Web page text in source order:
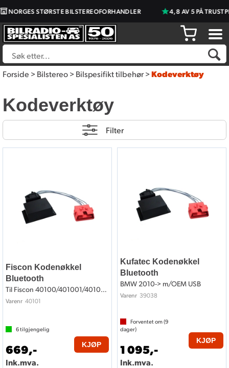
NORGES STØRSTE BILSTEREOFORHANDLER 4,8 AV 5 PÅ
Forside>Bilstereo>Bilspesifikt tilbehør>Kodeverktøy
Kodeverktøy
Filter
Fiscon Kodenøkkel
Bluetooth
Til Fiscon 40100/401001/401002
Varenr 40101
6tilgjengelig
669,-
Ink.mva.
KJØP
Kufatec Kodenøkkel
Bluetooth
BMW 2010-> m/OEM USB
Varenr 39038
Forventet om (9
dager)
1 095,-
Ink.mva.
KJØP